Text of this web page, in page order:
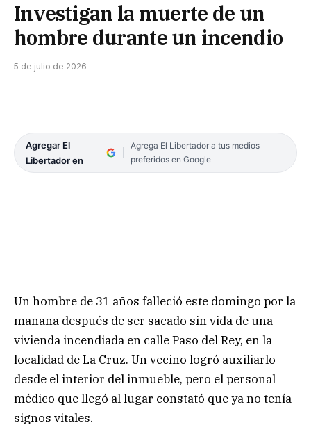
Investigan la muerte de un
hombre durante un incendio
5 de julio de 2026
Agregar El
Libertador en
Agrega El Libertador a tus medios
preferidos en Google
Un hombre de 31 años falleció este domingo por la
mañana después de ser sacado sin vida de una
vivienda incendiada en calle Paso del Rey, en la
localidad de La Cruz. Un vecino logró auxiliarlo
desde el interior del inmueble, pero el personal
médico que llegó al lugar constató que ya no tenía
signos vitales.